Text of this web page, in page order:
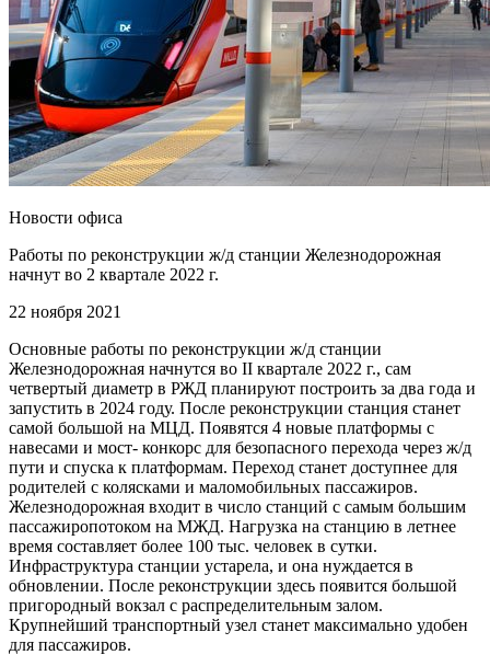
Новости офиса
Работы по реконструкции ж/д станции Железнодорожная
начнут во 2 квартале 2022 г.
22 ноября 2021
Основные работы по реконструкции ж/д станции
Железнодорожная начнутся во II квартале 2022 г., сам
четвертый диаметр в РЖД планируют построить за два года и
запустить в 2024 году. После реконструкции станция станет
самой большой на МЦД. Появятся 4 новые платформы с
навесами и мост- конкорс для безопасного перехода через ж/д
пути и спуска к платформам. Переход станет доступнее для
родителей с колясками и маломобильных пассажиров.
Железнодорожная входит в число станций с самым большим
пассажиропотоком на МЖД. Нагрузка на станцию в летнее
время составляет более 100 тыс. человек в сутки.
Инфраструктура станции устарела, и она нуждается в
обновлении. После реконструкции здесь появится большой
пригородный вокзал с распределительным залом.
Крупнейший транспортный узел станет максимально удобен
для пассажиров.